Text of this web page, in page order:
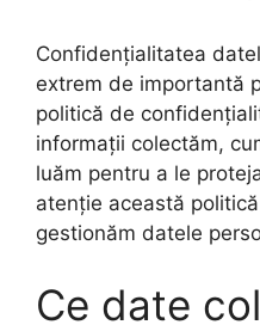
Confidențialitatea
extrem de importantă
politică de
informații colectăm,
luăm pentru a le
atenție această
gestionăm datele
Ce date